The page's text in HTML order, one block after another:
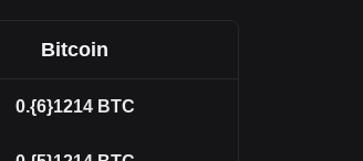
Bitcoin
0.{6}1214 BTC